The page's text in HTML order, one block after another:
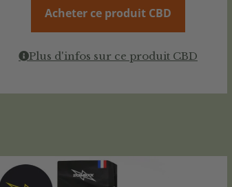
Acheter ce produit CBD
Plus d'infos sur ce produit CBD